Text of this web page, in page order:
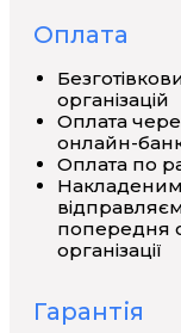
Оплата
організацій
Оплата
онлайн-
Оплата по
попередня
організації
Гарантія